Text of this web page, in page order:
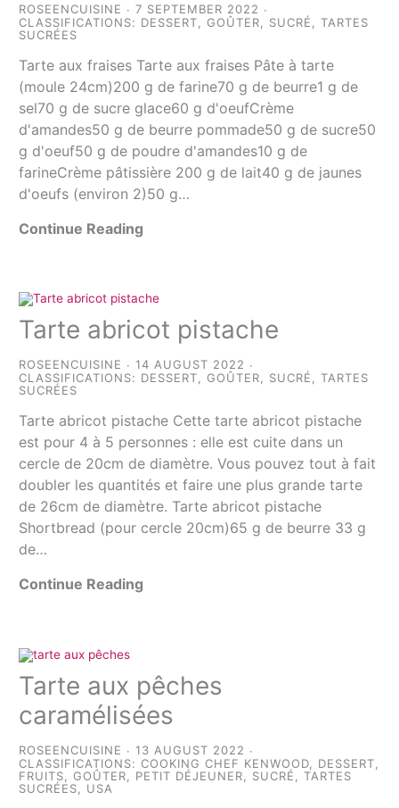
ROSEENCUISINE
7 SEPTEMBER 2022
CLASSIFICATIONS: DESSERT ,GOÛTER SUCRÉ ,TARTES
SUCRÉES
Tarte aux fraises Tarte aux fraises Pâte à tarte
(moule 24cm)200 g de farine70 g de beurre1 g de
sel70 g de sucre glace60 g d'oeufCrème
d'amandes50 g de beurre pommade50 g de sucre50
g d'oeuf50 g de poudre d'amandes10 g de
farineCrème pâtissière 200 g de lait40 g de jaunes
d'oeufs (environ 2)50 g…
Continue Reading
Tarte abricot pistache
ROSEENCUISINE
14 AUGUST 2022
CLASSIFICATIONS: DESSERT,GOÛTER, SUCRÉ,TARTES
SUCRÉES
Tarte abricot pistache Cette tarte abricot pistache
est pour 4 à 5 personnes : elle est cuite dans un
cercle de 20cm de diamètre. Vous pouvez tout à fait
doubler les quantités et faire une plus grande tarte
de 26cm de diamètre. Tarte abricot pistache
Shortbread (pour cercle 20cm)65 g de beurre 33 g
de…
Continue Reading
Tarte aux pêches
caramélisées
ROSEENCUISINE
13 AUGUST 2022
CLASSIFICATIONS:COOKING CHEF KENWOOD DESSERT
FRUITS ,GOÛTER PETIT DÉJEUNER SUCRÉ ,TARTES
SUCRÉES
USA